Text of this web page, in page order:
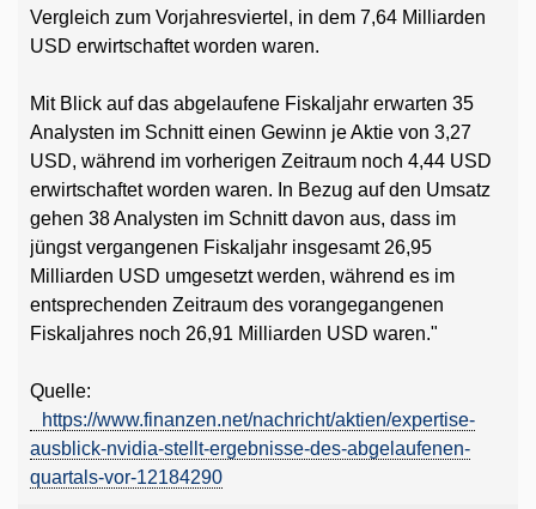
Vergleich zum Vorjahresviertel, in dem 7,64 Milliarden
USD erwirtschaftet worden waren.
Mit Blick auf das abgelaufene Fiskaljahr erwarten 35
Analysten im Schnitt einen Gewinn je Aktie von 3,27
USD, während im vorherigen Zeitraum noch 4,44 USD
erwirtschaftet worden waren. In Bezug auf den Umsatz
gehen 38 Analysten im Schnitt davon aus, dass im
jüngst vergangenen Fiskaljahr insgesamt 26,95
Milliarden USD umgesetzt werden, während es im
entsprechenden Zeitraum des vorangegangenen
Fiskaljahres noch 26,91 Milliarden USD waren."
Quelle:
https://www.finanzen.net/nachricht/aktien/expertise-
ausblick-nvidia-stellt-ergebnisse-des-abgelaufenen-
quartals-vor-12184290